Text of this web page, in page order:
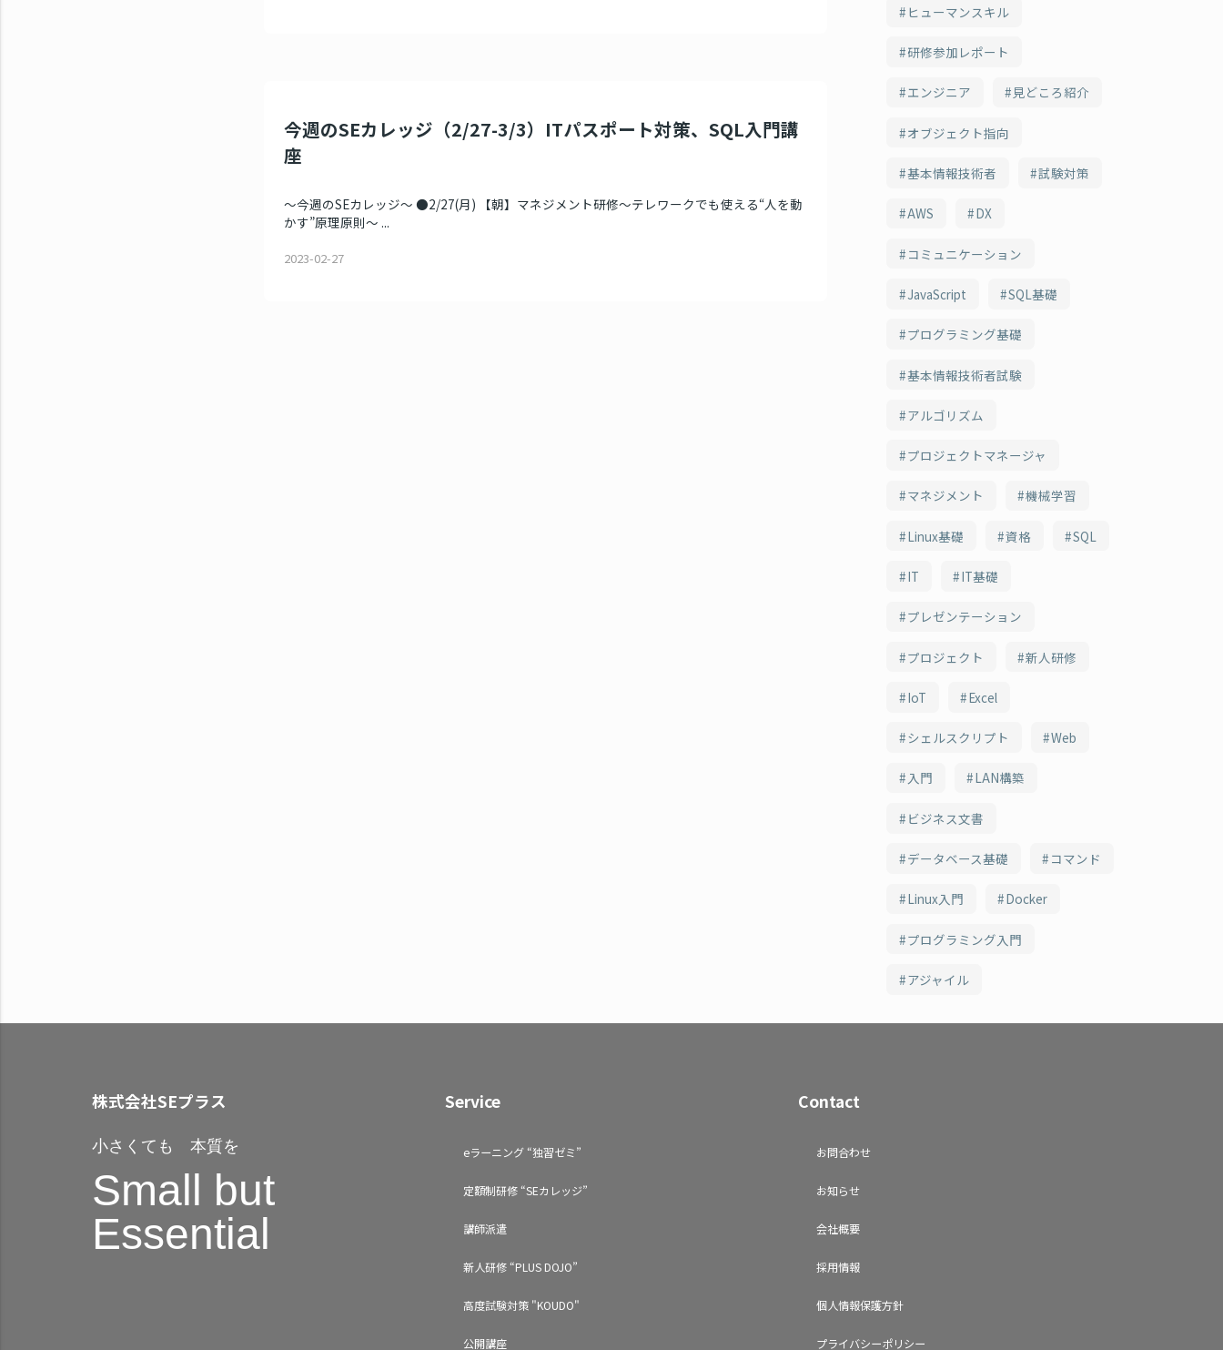
今週のSEカレッジ（2/27-3/3）ITパスポート対策、SQL入門講
座
～今週のSEカレッジ～ ●2/27(月) 【朝】マネジメント研修～テレワークでも使える“人を動
かす”原理原則～ ...
2023-02-27
ヒューマンスキル
研修参加レポート
エンジニア 見どころ紹介
オブジェクト指向
基本情報技術者 試験対策
AWS DX
コミュニケーション
JavaScript SQL基礎
プログラミング基礎
基本情報技術者試験
アルゴリズム
プロジェクトマネージャ
マネジメント 機械学習
Linux基礎 資格 SQL
IT IT基礎
プレゼンテーション
プロジェクト 新人研修
IoT Excel
シェルスクリプト Web
入門 LAN構築
ビジネス文書
データベース基礎 コマンド
Linux入門 Docker
プログラミング入門
アジャイル
株式会社SEプラス
小さくても 本質を
Small but
Essential
Service
eラーニング “独習ゼミ”
定額制研修 “SEカレッジ”
講師派遣
新人研修 “PLUS DOJO”
高度試験対策 "KOUDO"
公開講座
Contact
お問合わせ
お知らせ
会社概要
採用情報
個人情報保護方針
プライバシーポリシー